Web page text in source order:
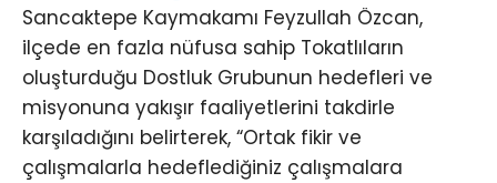
Sancaktepe Kaymakamı Feyzullah Özcan,
ilçede en fazla nüfusa sahip Tokatlıların
oluşturduğu Dostluk Grubunun hedefleri ve
misyonuna yakışır faaliyetlerini takdirle
karşıladığını belirterek, “Ortak fikir ve
çalışmalarla hedeflediğiniz çalışmalara